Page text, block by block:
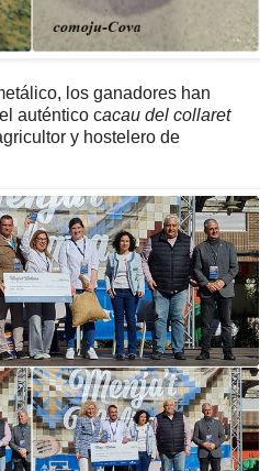
los ganadores han
auténtico cacau del collaret
y hostelero de